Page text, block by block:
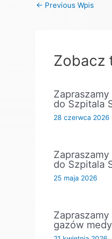
← Previous Wpis
Zobacz
do Szpitala
28 czerwca 2026
do Szpitala
25 maja 2026
gazów